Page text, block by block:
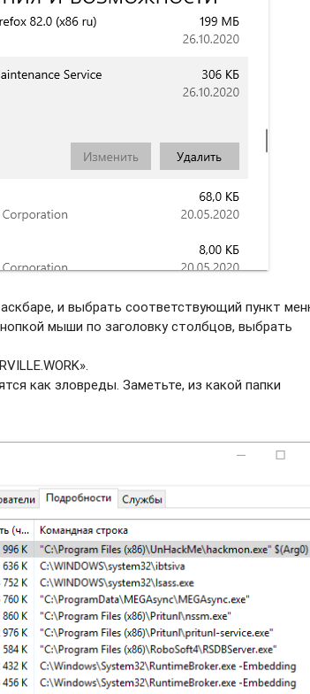
и выбрать соотвeтствующий пункт
мыши по заголовку столбцов, выбрать
как зловреды. Заметьте, из какой папки